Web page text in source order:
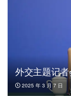
外交主题记
2025 年 3 月 7 日